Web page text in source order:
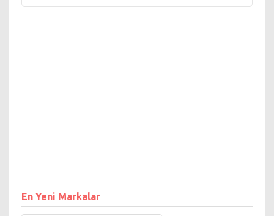
En Yeni Markalar